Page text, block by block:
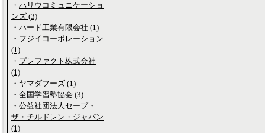
・ ハリウコミュニケーショ
ンズ (3)
・ ハード工業有限会社 (1)
・ フジイコーポレーション
(1)
・ プレファクト株式会社
(1)
・ ヤマダフーズ (1)
・ 全国学習塾協会 (3)
・ 公益社団法人セーブ・
ザ・チルドレン・ジャパン
(1)